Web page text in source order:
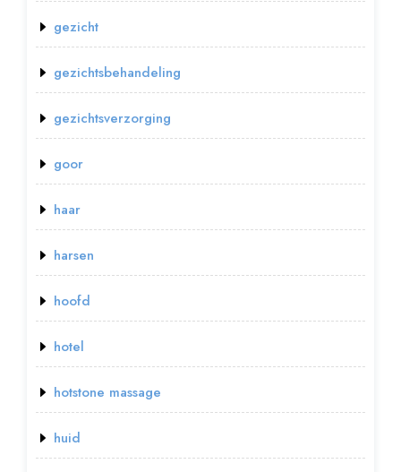
gezicht
gezichtsbehandeling
gezichtsverzorging
goor
haar
harsen
hoofd
hotel
hotstone massage
huid